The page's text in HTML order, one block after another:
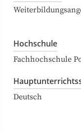
Hochschule
Fachhochschule
Deutsch